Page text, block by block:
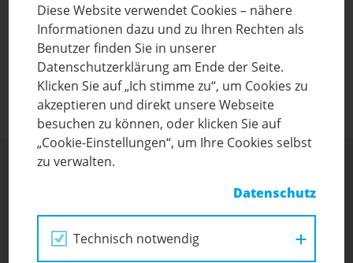
Bitte senden Sie Ihre Anmeldungen per E-Mail an Frau
Kerstin Barwa, MA: hort-karlsplatz@diakonie.at
Informationsblatt Vorschulkurs 2026-27
Evangelischer Hort & Vorschulkurs
Diese Website verwendet Cookies – nähere
Informationen dazu und zu Ihren Rechten als
Benutzer finden Sie in unserer
Datenschutzerklärung am Ende der Seite.
Klicken Sie auf „Ich stimme zu“, um Cookies zu
akzeptieren und direkt unsere Webseite
besuchen zu können, oder klicken Sie auf
„Cookie-Einstellungen“, um Ihre Cookies selbst
zu verwalten.
Datenschutz
Technisch notwendig